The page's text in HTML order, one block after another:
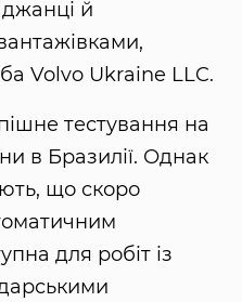
й
Volvo Ukraine LLC.
тестування на
в Бразилії. Однак
що скоро
для робіт із